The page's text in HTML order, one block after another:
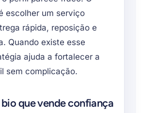
escolher um serviço
rápida, reposição e
Quando existe esse
ajuda a fortalecer a
sem complicação.
bio que vende confiança